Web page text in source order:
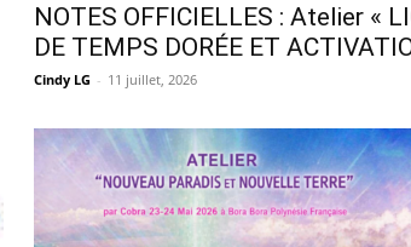
NOTES OFFICIELLES : Atelier «
DE TEMPS DORÉE ET
Cindy LG - 11 juillet, 2026